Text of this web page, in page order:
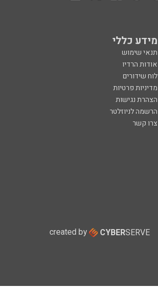
מידע כללי
תנאי שימוש
אודות הרדיו
לוח שידורים
מדיניות פרטיות
הצהרת נגישות
הרשמה לניוזלטר
צרו קשר
created by CYBERSERVE